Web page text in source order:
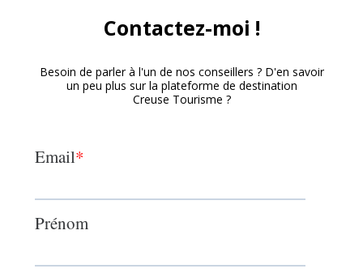
Contactez-moi !
Besoin de parler à l'un de nos conseillers ? D'en savoir
un peu plus sur la plateforme de destination
Creuse Tourisme ?